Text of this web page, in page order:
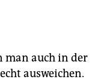
man auch in der
ausweichen.